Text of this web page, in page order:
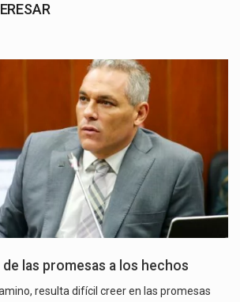
las promesas a los hechos
resulta difícil creer en las promesas